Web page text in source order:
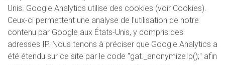
Unis. Google Analytics utilise des cookies (voir Cookies).
Ceux-ci permettent une analyse de l'utilisation de notre
contenu par Google aux États-Unis, y compris des
adresses IP. Nous tenons à préciser que Google Analytics a
été étendu sur ce site par le code "gat._anonymizeIp();" afin